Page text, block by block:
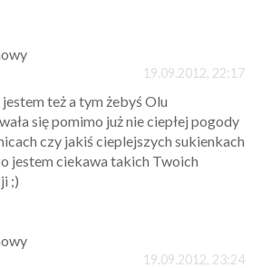
19.09.2012, 22:17
jestem też a tym żebyś Olu
się pomimo już nie ciepłej pogody
czy jakiś cieplejszych sukienkach
jestem ciekawa takich Twoich
;)
19.09.2012, 23:24